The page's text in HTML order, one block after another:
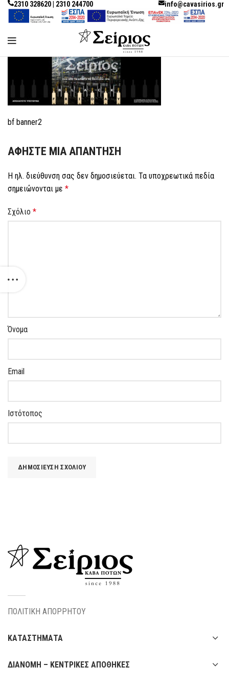
2310 328620 | 2310 244700 info@cavasirios.gr
bf banner2
ΑΦΉΣΤΕ ΜΙΑ ΑΠΆΝΤΗΣΗ
Η ηλ. διεύθυνση σας δεν δημοσιεύεται. Τα υποχρεωτικά πεδία
σημειώνονται με *
Σχόλιο *
Όνομα
Email
Ιστότοπος
ΠΟΛΙΤΙΚΗ ΑΠΟΡΡΗΤΟΥ
ΚΑΤΑΣΤΗΜΑΤΑ
ΔΙΑΝΟΜΗ – ΚΕΝΤΡΙΚΕΣ ΑΠΟΘΗΚΕΣ